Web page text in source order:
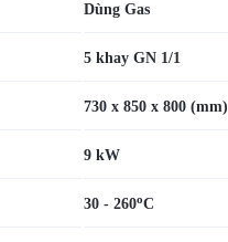
Dùng Gas
5 khay GN 1/1
730 x 850 x 800 (mm)
9 kW
30 - 260oC